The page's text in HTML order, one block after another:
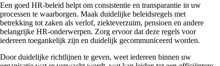
Een goed HR-beleid helpt om consistentie en transparantie in uw
processen te waarborgen. Maak duidelijke beleidsregels met
betrekking tot zaken als verlof, ziekteverzuim, pensioen en andere
belangrijke HR-onderwerpen. Zorg ervoor dat deze regels voor
iedereen toegankelijk zijn en duidelijk gecommuniceerd worden.
Door duidelijke richtlijnen te geven, weet iedereen binnen uw